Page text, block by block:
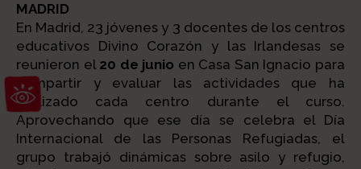
Abrir barra de herramientas
MADRID
En Madrid, 23 jóvenes y 3 docentes de los centros
educativos Divino Corazón y las Irlandesas se
reunieron el 20 de junio en Casa San Ignacio para
compartir y evaluar las actividades que ha
realizado cada centro durante el curso.
Aprovechando que ese día se celebra el Día
Internacional de las Personas Refugiadas, el
grupo trabajó dinámicas sobre asilo y refugio,